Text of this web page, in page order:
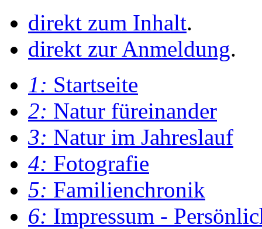
direkt zum Inhalt.
direkt zur Anmeldung.
1: Startseite
2: Natur füreinander
3: Natur im Jahreslauf
4: Fotografie
5: Familienchronik
6: Impressum -